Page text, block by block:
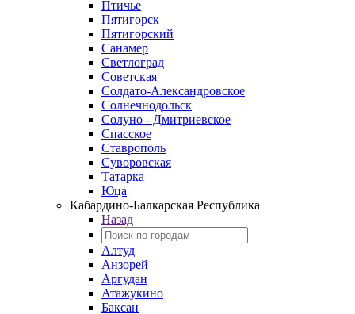
Птичье
Пятигорск
Пятигорский
Санамер
Светлоград
Советская
Солдато-Александровское
Солнечнодольск
Солуно - Дмитриевское
Спасское
Ставрополь
Суворовская
Татарка
Юца
Кабардино‑Балкарская Республика
Назад
Алтуд
Анзорей
Аргудан
Атажукино
Баксан